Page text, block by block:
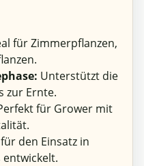
für Zimmerpflanzen,
Unterstützt die
zur Ernte.
für Grower mit
den Einsatz in